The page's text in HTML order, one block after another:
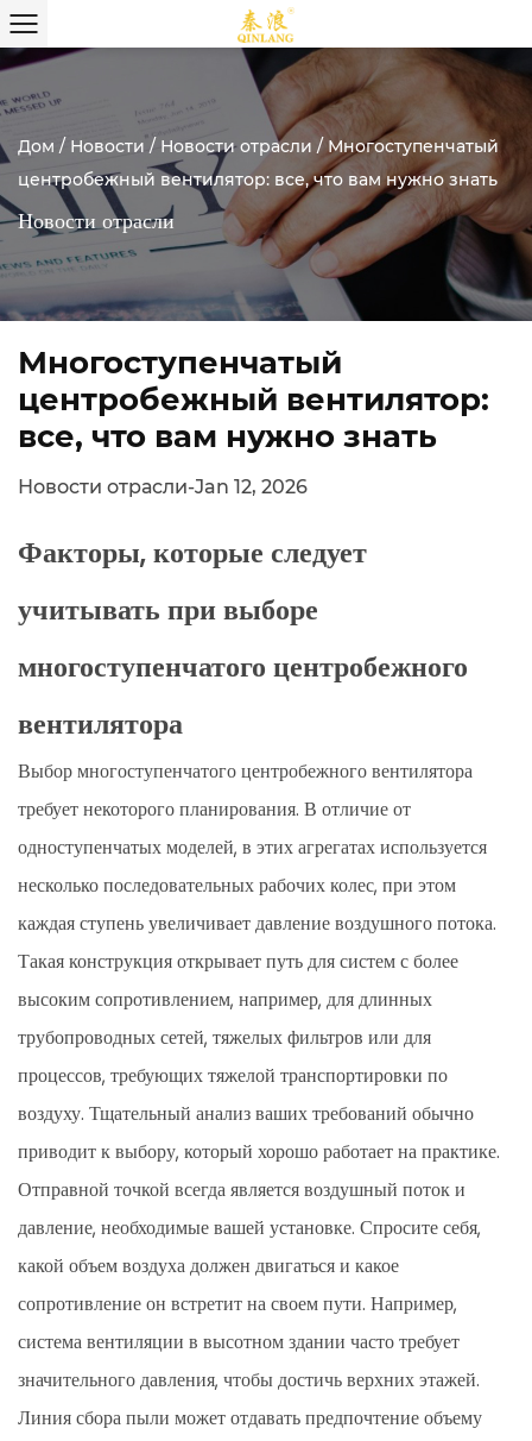
Дом / Новости / Новости отрасли / Многоступенчатый
центробежный вентилятор: все, что вам нужно знать
Новости отрасли
Многоступенчатый
центробежный вентилятор:
все, что вам нужно знать
Новости отрасли-Jan 12, 2026
Факторы, которые следует
учитывать при выборе
многоступенчатого центробежного
вентилятора
Выбор многоступенчатого центробежного вентилятора
требует некоторого планирования. В отличие от
одноступенчатых моделей, в этих агрегатах используется
несколько последовательных рабочих колес, при этом
каждая ступень увеличивает давление воздушного потока.
Такая конструкция открывает путь для систем с более
высоким сопротивлением, например, для длинных
трубопроводных сетей, тяжелых фильтров или для
процессов, требующих тяжелой транспортировки по
воздуху. Тщательный анализ ваших требований обычно
приводит к выбору, который хорошо работает на практике.
Отправной точкой всегда является воздушный поток и
давление, необходимые вашей установке. Спросите себя,
какой объем воздуха должен двигаться и какое
сопротивление он встретит на своем пути. Например,
система вентиляции в высотном здании часто требует
значительного давления, чтобы достичь верхних этажей.
Линия сбора пыли может отдавать предпочтение объему